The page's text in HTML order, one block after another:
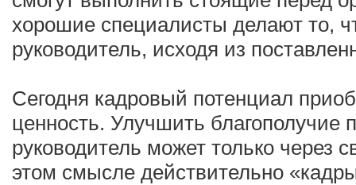
хорошие специалисты делают то,
руководитель, исходя из
Сегодня кадровый потенциал
ценность. Улучшить благополучие
руководитель может только через
этом смысле действительно